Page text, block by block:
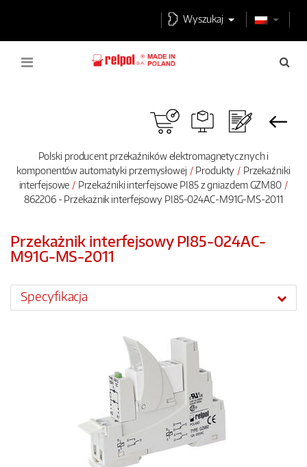
Wyszukaj
Polski producent przekaźników elektromagnetycznych i
komponentów automatyki przemysłowej
Produkty
Przekaźniki
interfejsowe
Przekaźniki interfejsowe PI85 z gniazdem GZM80
862206 - Przekażnik interfejsowy PI85-024AC-M91G-MS-2011
Przekażnik interfejsowy PI85-024AC-
M91G-MS-2011
Specyfikacja